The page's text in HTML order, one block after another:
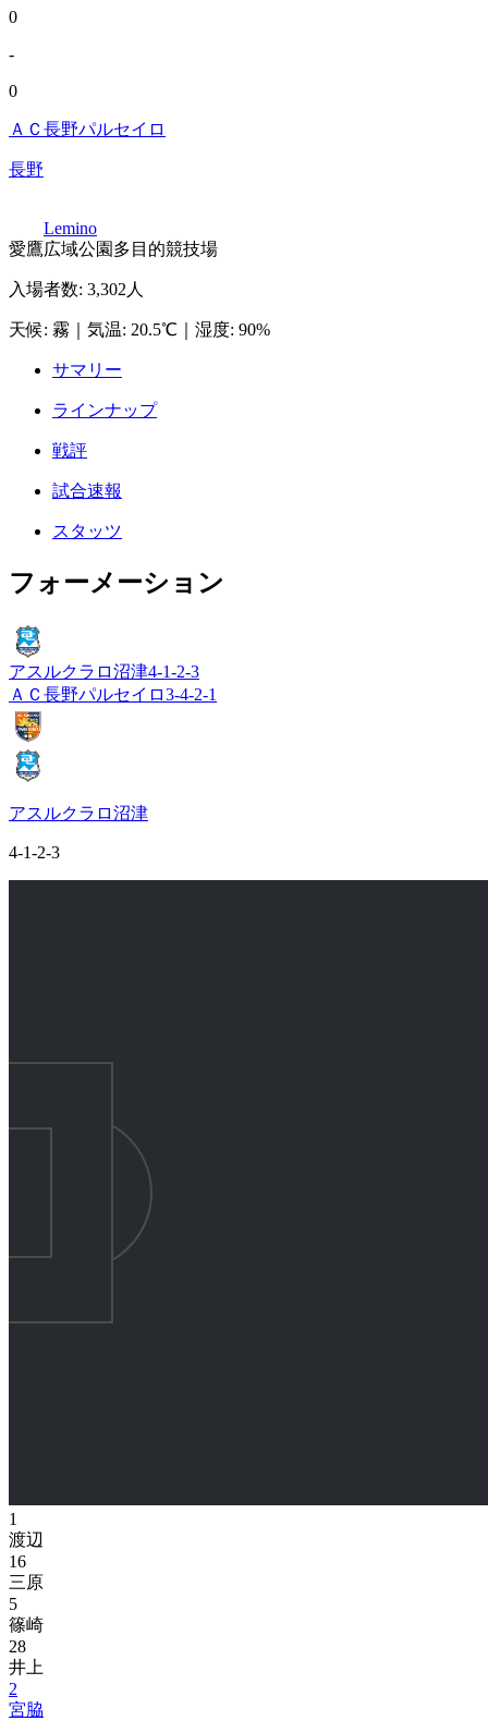
0
-
0
ＡＣ長野パルセイロ
長野
Lemino
愛鷹広域公園多目的競技場
入場者数: 3,302人
天候: 霧 気温: 20.5℃ 湿度: 90%
サマリー
ラインナップ
戦評
試合速報
スタッツ
フォーメーション
アスルクラロ沼津4-1-2-3
ＡＣ長野パルセイロ3-4-2-1
アスルクラロ沼津
4-1-2-3
1
渡辺
16
三原
5
篠崎
28
井上
2
宮脇